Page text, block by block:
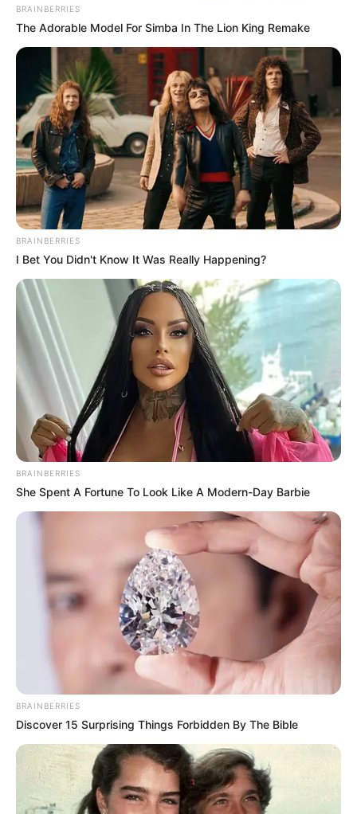
¡EL CLIMA SE PUSO
JIRAJO! La chica del
BRAINBERRIES
The Adorable Model For Simba In The Lion King Remake
BRAINBERRIES
I Bet You Didn't Know It Was Really Happening?
BRAINBERRIES
She Spent A Fortune To Look Like A Modern-Day Barbie
BRAINBERRIES
Discover 15 Surprising Things Forbidden By The Bible